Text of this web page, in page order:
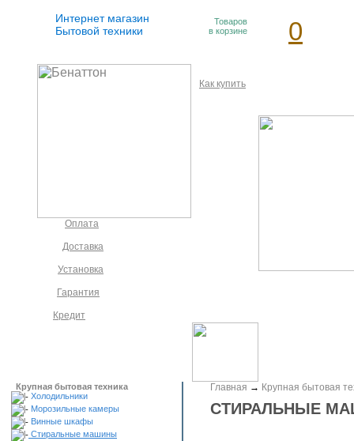
Интернет магазин
Бытовой техники
Товаров
в корзине
0
Как купить
Оплата
Доставка
Установка
Гарантия
Кредит
Крупная бытовая техника
Холодильники
Морозильные камеры
Винные шкафы
Стиральные машины
Главная → Крупная бытовая
СТИРАЛЬНЫЕ